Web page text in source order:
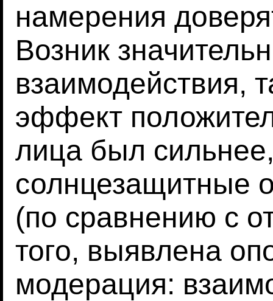
намерения
Возник
взаимодействия,
эффект
лица был
солнцезащитные
(по сравнению с
того, выявлена
модерация: